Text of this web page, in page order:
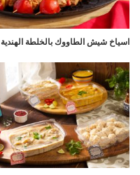
اسياخ شيش الطاووك بالخلطة الهندية